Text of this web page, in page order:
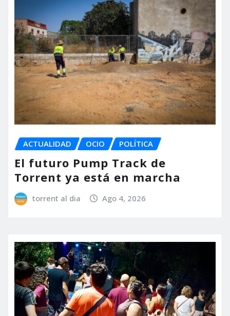
ACTUALIDAD OCIO POLÍTICA
El futuro Pump Track de
Torrent ya está en marcha
torrent al dia Ago 4, 2026